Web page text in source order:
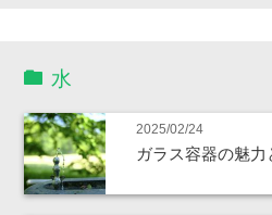
水
2025/02/24
ガラス容器の魅